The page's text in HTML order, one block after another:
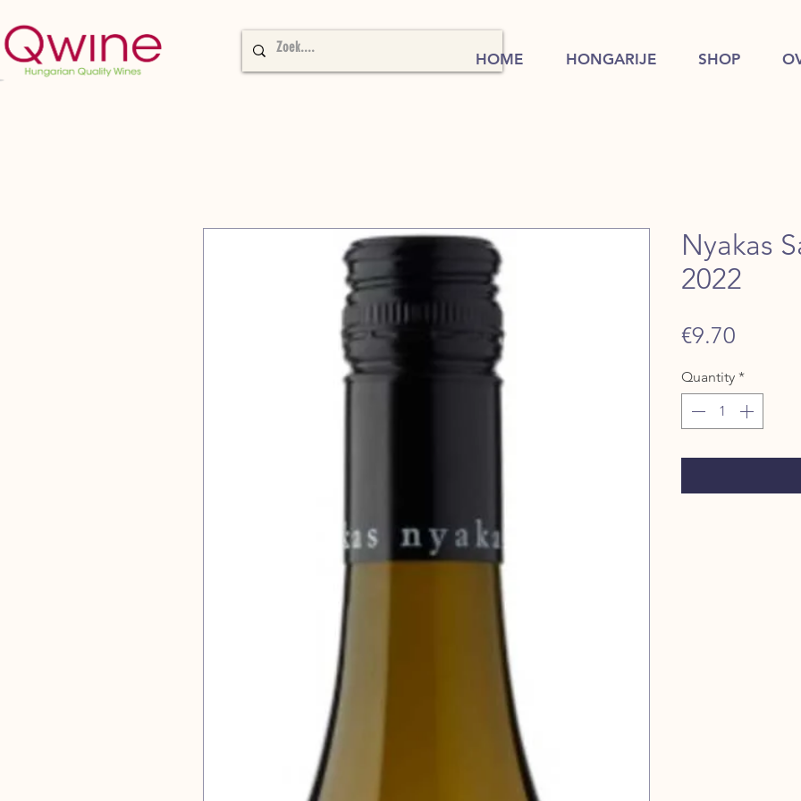
HOME HONGARIJE SHOP
Nyakas
2022
€9.70
Quantity *